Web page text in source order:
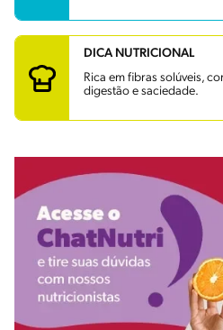
DICA NUTRICIONAL
Rica em fibras solúveis,
digestão e saciedade.